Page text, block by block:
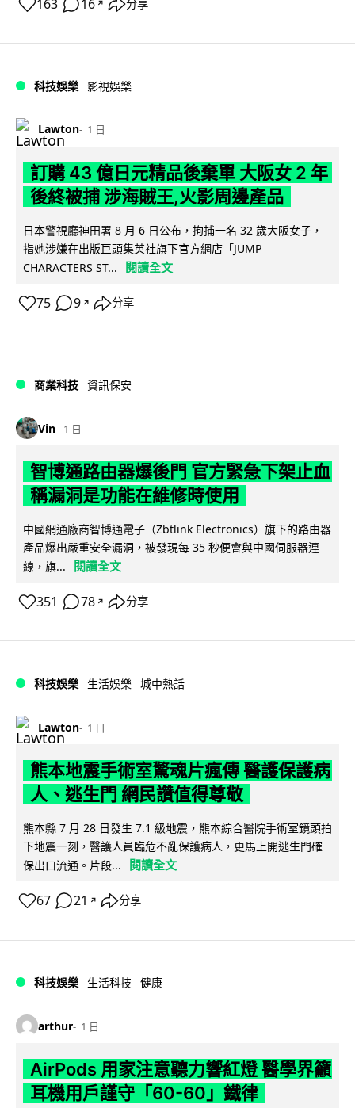
163 16 ↗ 分享
科技娛樂 影視娛樂
Lawton 1 日
訂購 43 億日元精品後棄單 大阪女 2 年
後終被捕 涉海賊王,火影周邊產品
日本警視廳神田署 8 月 6 日公布，拘捕一名 32 歲大阪女子，
指她涉嫌在出版巨頭集英社旗下官方網店「JUMP
CHARACTERS ST...
閱讀全文
75 9 ↗ 分享
商業科技 資訊保安
Vin 1 日
智博通路由器爆後門 官方緊急下架止血
稱漏洞是功能在維修時使用
中國網通廠商智博通電子（Zbtlink Electronics）旗下的路由器
產品爆出嚴重安全漏洞，被發現每 35 秒便會與中國伺服器連
線，旗...
閱讀全文
351 78 ↗ 分享
科技娛樂 生活娛樂 城中熱話
Lawton 1 日
熊本地震手術室驚魂片瘋傳 醫護保護病
人、逃生門 網民讚值得尊敬
熊本縣 7 月 28 日發生 7.1 級地震，熊本綜合醫院手術室鏡頭拍
下地震一刻，醫護人員臨危不亂保護病人，更馬上開逃生門確
保出口流通。片段...
閱讀全文
67 21 ↗ 分享
科技娛樂 生活科技 健康
arthur 1 日
AirPods 用家注意聽力響紅燈 醫學界籲
耳機用戶謹守「60-60」鐵律